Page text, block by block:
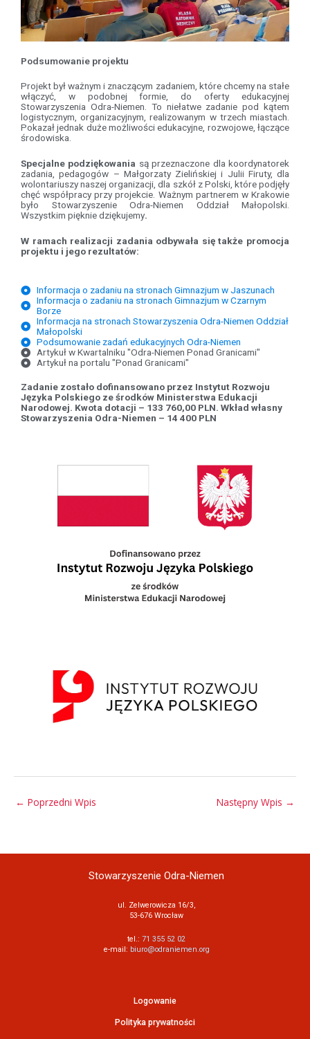
Podsumowanie projektu
Projekt był ważnym i znaczącym zadaniem, które chcemy na stałe
włączyć, w podobnej formie, do oferty edukacyjnej
Stowarzyszenia Odra-Niemen. To niełatwe zadanie pod kątem
logistycznym, organizacyjnym, realizowanym w trzech miastach.
Pokazał jednak duże możliwości edukacyjne, rozwojowe, łączące
środowiska.
Specjalne podziękowania są przeznaczone dla koordynatorek
zadania, pedagogów – Małgorzaty Zielińskiej i Julii Firuty, dla
wolontariuszy naszej organizacji, dla szkół z Polski, które podjęły
chęć współpracy przy projekcie. Ważnym partnerem w Krakowie
było Stowarzyszenie Odra-Niemen Oddział Małopolski.
Wszystkim pięknie dziękujemy.
W ramach realizacji zadania odbywała się także promocja
projektu i jego rezultatów:
Informacja o zadaniu na stronach Gimnazjum w Jaszunach
Informacja o zadaniu na stronach Gimnazjum w Czarnym
Borze
Informacja na stronach Stowarzyszenia Odra-Niemen Oddział
Małopolski
Podsumowanie zadań edukacyjnych Odra-Niemen
Artykuł w Kwartalniku "Odra-Niemen Ponad Granicami"
Artykuł na portalu "Ponad Granicami"
Zadanie zostało dofinansowano przez Instytut Rozwoju
Języka Polskiego ze środków Ministerstwa Edukacji
Narodowej. Kwota dotacji – 133 760,00 PLN. Wkład własny
Stowarzyszenia Odra-Niemen – 14 400 PLN
← Poprzedni Wpis Następny Wpis →
Stowarzyszenie Odra-Niemen
ul. Zelwerowicza 16/3,
53-676 Wrocław
tel.: 71 355 52 02
e-mail: biuro@odraniemen.org
Logowanie
Polityka prywatności